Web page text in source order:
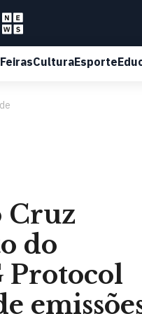
FeirasCulturaEsporte
Cruz
do
Protocol